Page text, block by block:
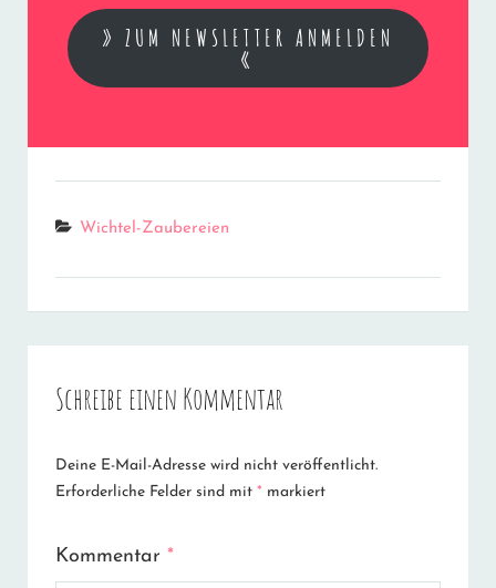
» ZUM NEWSLETTER ANMELDEN
«
Categories
Wichtel-Zaubereien
Schreibe einen Kommentar
Deine E-Mail-Adresse wird nicht veröffentlicht.
Erforderliche Felder sind mit * markiert
Kommentar *